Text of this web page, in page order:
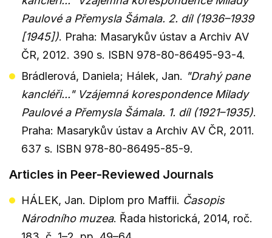
Paulové a Přemysla Šámala. 2. díl (1936–1939
[1945]). Praha: Masarykův ústav a Archiv AV
ČR, 2012. 390 s. ISBN 978-80-86495-93-4.
Brádlerová, Daniela; Hálek, Jan. "Drahý pane
kancléři..." Vzájemná korespondence Milady
Paulové a Přemysla Šámala. 1. díl (1921–1935).
Praha: Masarykův ústav a Archiv AV ČR, 2011.
637 s. ISBN 978-80-86495-85-9.
Articles in Peer-Reviewed Journals
HÁLEK, Jan. Diplom pro Maffii. Časopis
Národního muzea. Řada historická, 2014, roč.